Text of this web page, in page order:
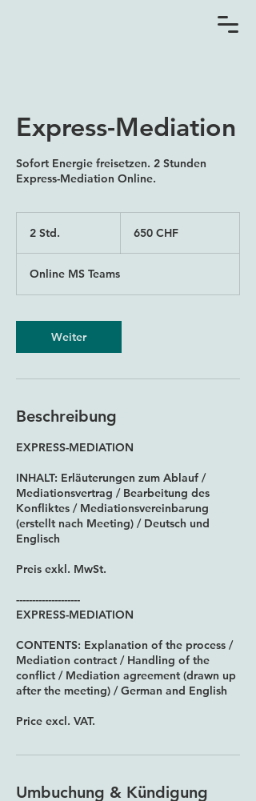
Express-Mediation
Sofort Energie freisetzen. 2 Stunden
Express-Mediation Online.
2 Std.
d
.
Franken
650 CHF
Online MS Teams
Weiter
Beschreibung
EXPRESS-MEDIATION
INHALT: Erläuterungen zum Ablauf /
Mediationsvertrag / Bearbeitung des
Konfliktes / Mediationsvereinbarung
(erstellt nach Meeting) / Deutsch und
Englisch
Preis exkl. MwSt.
--------------------
EXPRESS-MEDIATION
CONTENTS: Explanation of the process /
Mediation contract / Handling of the
conflict / Mediation agreement (drawn up
after the meeting) / German and English
Price excl. VAT.
Umbuchung & Kündigung